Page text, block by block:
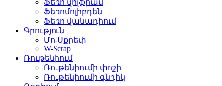
Ֆեռո վոլֆրամ
Ֆեռոմոլիբդեն
Ֆեռո վանադիում
Գրություն
Մո-Սքրեփ
W-Scrap
Ռութենիում
Ռութենիումի փոշի
Ռութենիումի գնդիկ